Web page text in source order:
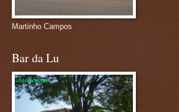
Martinho Campos
Bar da Lu